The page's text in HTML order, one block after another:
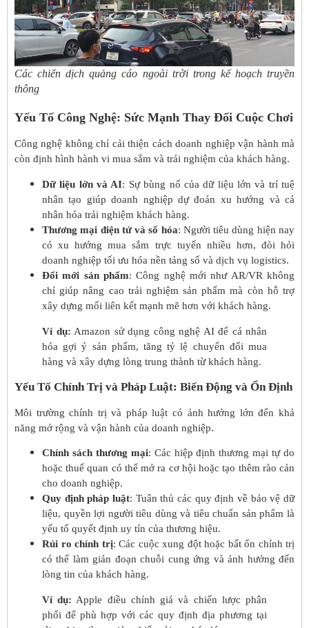
Các chiến dịch quảng cáo ngoài trời trong kế hoạch truyền
thông
Yếu Tố Công Nghệ: Sức Mạnh Thay Đổi Cuộc Chơi
Công nghệ không chỉ cải thiện cách doanh nghiệp vận hành mà
còn định hình hành vi mua sắm và trải nghiệm của khách hàng.
Dữ liệu lớn và AI: Sự bùng nổ của dữ liệu lớn và trí tuệ
nhân tạo giúp doanh nghiệp dự đoán xu hướng và cá
nhân hóa trải nghiệm khách hàng.
Thương mại điện tử và số hóa: Người tiêu dùng hiện nay
có xu hướng mua sắm trực tuyến nhiều hơn, đòi hỏi
doanh nghiệp tối ưu hóa nền tảng số và dịch vụ logistics.
Đổi mới sản phẩm: Công nghệ mới như AR/VR không
chỉ giúp nâng cao trải nghiệm sản phẩm mà còn hỗ trợ
xây dựng mối liên kết mạnh mẽ hơn với khách hàng.
Ví dụ: Amazon sử dụng công nghệ AI để cá nhân
hóa gợi ý sản phẩm, tăng tỷ lệ chuyển đổi mua
hàng và xây dựng lòng trung thành từ khách hàng.
Yếu Tố Chính Trị và Pháp Luật: Biến Động và Ổn Định
Môi trường chính trị và pháp luật có ảnh hưởng lớn đến khả
năng mở rộng và vận hành của doanh nghiệp.
Chính sách thương mại: Các hiệp định thương mại tự do
hoặc thuế quan có thể mở ra cơ hội hoặc tạo thêm rào cản
cho doanh nghiệp.
Quy định pháp luật: Tuân thủ các quy định về bảo vệ dữ
liệu, quyền lợi người tiêu dùng và tiêu chuẩn sản phẩm là
yếu tố quyết định uy tín của thương hiệu.
Rủi ro chính trị: Các cuộc xung đột hoặc bất ổn chính trị
có thể làm gián đoạn chuỗi cung ứng và ảnh hưởng đến
lòng tin của khách hàng.
Ví dụ: Apple điều chỉnh giá và chiến lược phân
phối để phù hợp với các quy định địa phương tại